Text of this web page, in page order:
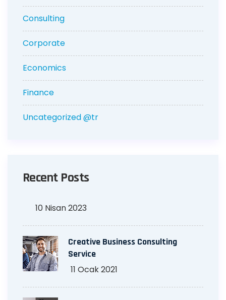
Consulting
Corporate
Economics
Finance
Uncategorized @tr
Recent Posts
10 Nisan 2023
Creative Business Consulting
Service
11 Ocak 2021